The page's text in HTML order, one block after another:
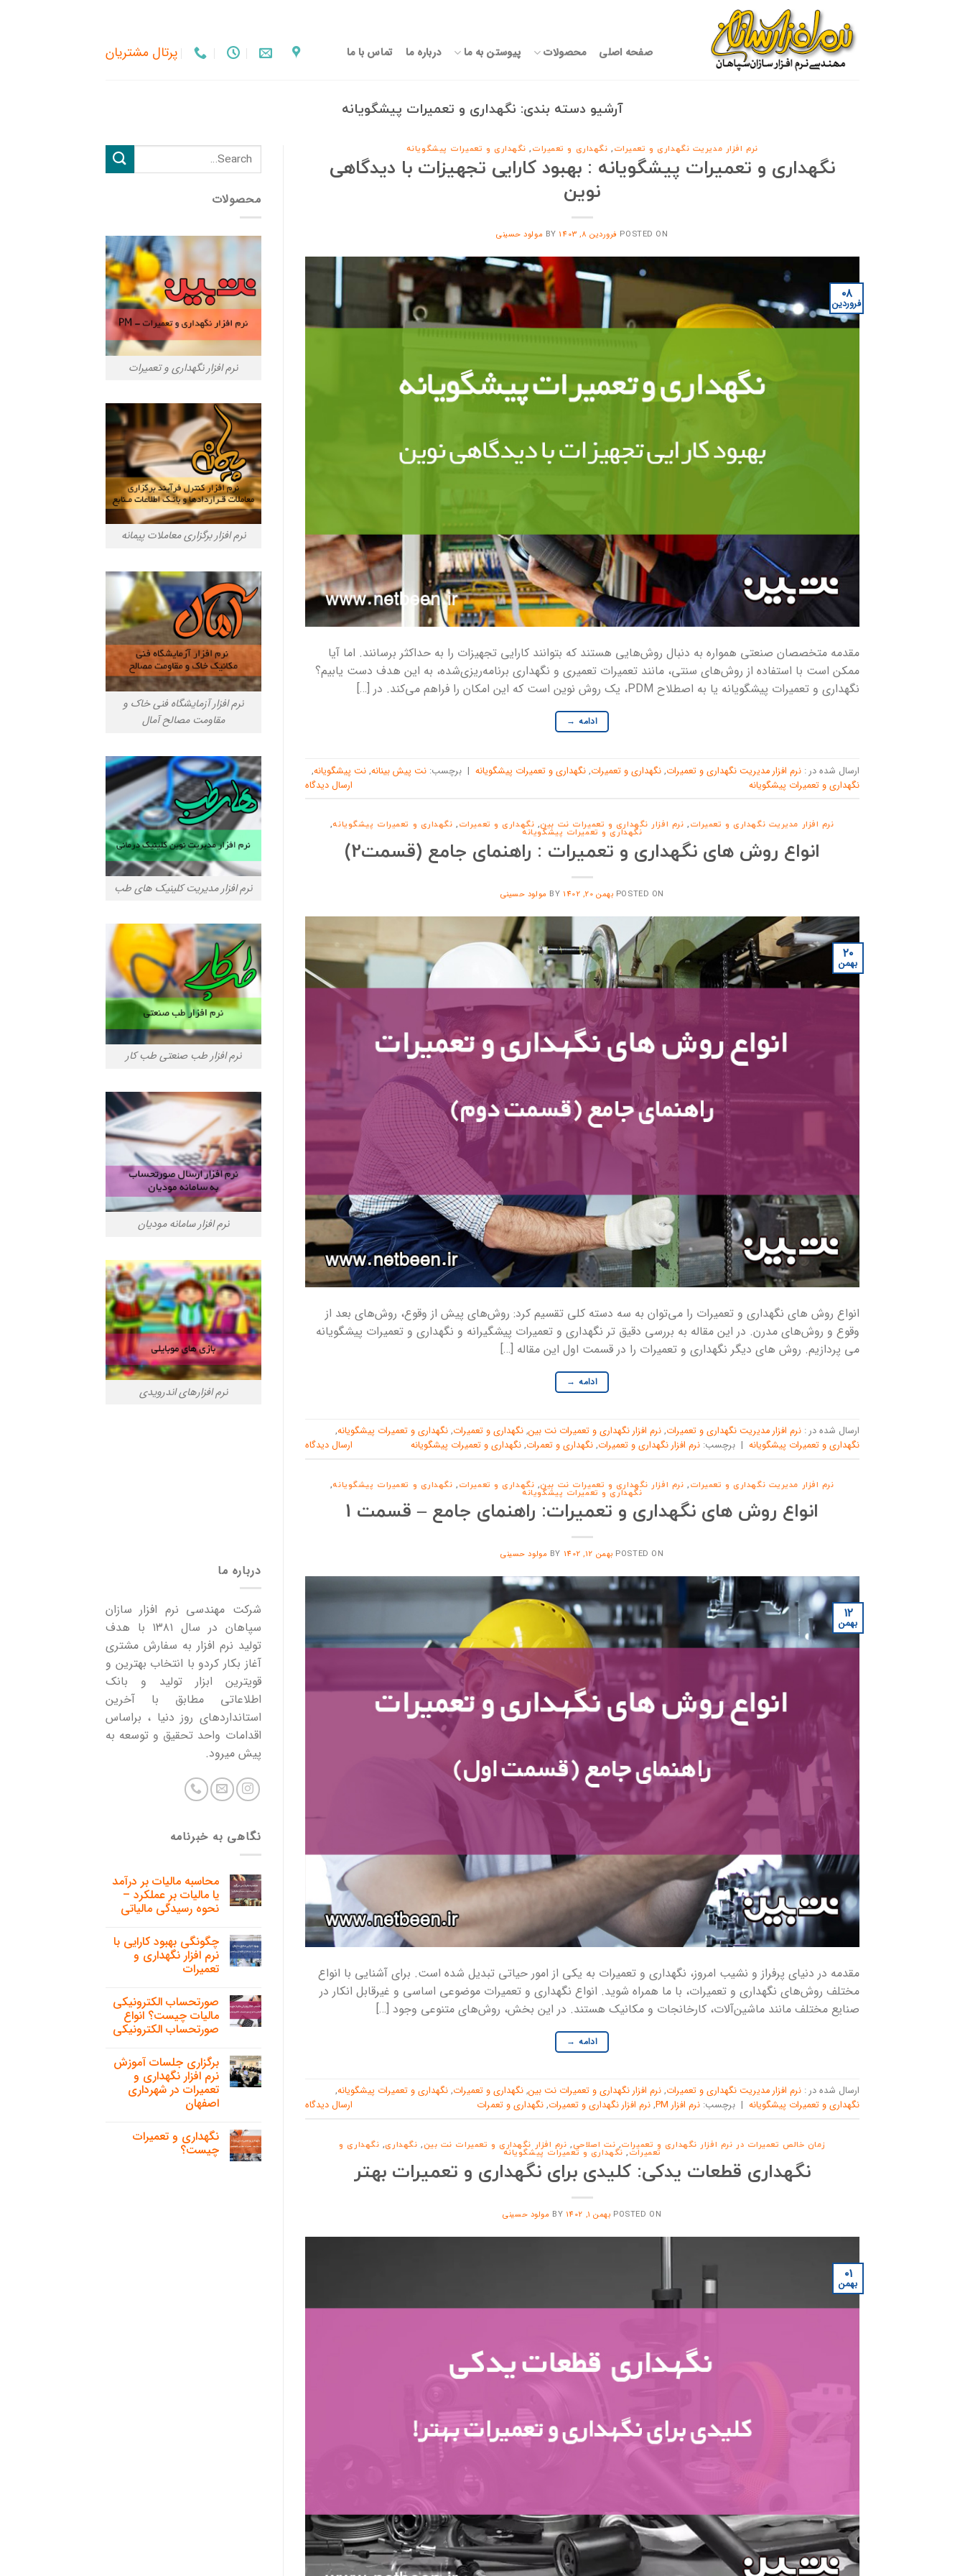
صفحه اصلی محصولات پیوستن به ما درباره ما تماس با ما پرتال مشتریان
آرشیو دسته بندی: نگهداری و تعمیرات پیشگویانه
نرم افزار مدیریت نگهداری و تعمیرات, نگهداری و تعمیرات, نگهداری و تعمیرات پیشگویانه
نگهداری و تعمیرات پیشگویانه : بهبود کارایی تجهیزات با دیدگاهی
نوین
POSTED ON فروردین 8, 1403 BY مولود حسینی
۰۸
فروردین
مقدمه متخصصان صنعتی همواره به دنبال روش‌هایی هستند که بتوانند کارایی تجهیزات را به حداکثر برسانند. اما آیا
ممکن است با استفاده از روش‌های سنتی، مانند تعمیرات تعمیری و نگهداری برنامه‌ریزی‌شده، به این هدف دست یابیم؟
نگهداری و تعمیرات پیشگویانه یا به اصطلاح PDM، یک روش نوین است که این امکان را فراهم می‌کند. در […]
ادامه →
ارسال شده در : نرم افزار مدیریت نگهداری و تعمیرات, نگهداری و تعمیرات, نگهداری و تعمیرات پیشگویانه | برچسب: نت پیش بینانه, نت پیشگویانه,
نگهداری و تعمیرات پیشگویانه
ارسال دیدگاه
نرم افزار مدیریت نگهداری و تعمیرات, نرم افزار نگهداری و تعمیرات نت بین, نگهداری و تعمیرات, نگهداری و تعمیرات پیشگویانه,
نگهداری و تعمیرات پیشگویانه
انواع روش های نگهداری و تعمیرات : راهنمای جامع (قسمت2)
POSTED ON بهمن 20, 1402 BY مولود حسینی
۲۰
بهمن
انواع روش های نگهداری و تعمیرات را می‌توان به سه دسته کلی تقسیم کرد: روش‌های پیش از وقوع، روش‌های بعد از
وقوع و روش‌های مدرن. در این مقاله به بررسی دقیق تر نگهداری و تعمیرات پیشگیرانه و نگهداری و تعمیرات پیشگویانه
می پردازیم. روش های دیگر نگهداری و تعمیرات را در قسمت اول این مقاله […]
ادامه →
ارسال شده در : نرم افزار مدیریت نگهداری و تعمیرات, نرم افزار نگهداری و تعمیرات نت بین, نگهداری و تعمیرات, نگهداری و تعمیرات پیشگویانه,
نگهداری و تعمیرات پیشگویانه | برچسب: نرم افزار نگهداری و تعمیرات, نگهداری و تعمرات, نگهداری و تعمیرات پیشگویانه ارسال دیدگاه
نرم افزار مدیریت نگهداری و تعمیرات, نرم افزار نگهداری و تعمیرات نت بین, نگهداری و تعمیرات, نگهداری و تعمیرات پیشگویانه,
نگهداری و تعمیرات پیشگویانه
انواع روش های نگهداری و تعمیرات: راهنمای جامع – قسمت 1
POSTED ON بهمن 12, 1402 BY مولود حسینی
۱۲
بهمن
مقدمه در دنیای پرفراز و نشیب امروز، نگهداری و تعمیرات به یکی از امور حیاتی تبدیل شده است. برای آشنایی با انواع
مختلف روش‌های نگهداری و تعمیرات، با ما همراه شوید. انواع نگهداری و تعمیرات موضوعی اساسی و غیرقابل انکار در
صنایع مختلف مانند ماشین‌آلات، کارخانجات و مکانیک هستند. در این بخش، روش‌های متنوعی وجود […]
ادامه →
ارسال شده در : نرم افزار مدیریت نگهداری و تعمیرات, نرم افزار نگهداری و تعمیرات نت بین, نگهداری و تعمیرات, نگهداری و تعمیرات پیشگویانه,
نگهداری و تعمیرات پیشگویانه | برچسب: نرم افزار PM , نرم افزار نگهداری و تعمیرات, نگهداری و تعمرات ارسال دیدگاه
زمان خالص تعمیرات در نرم افزار نگهداری و تعمیرات, نت اصلاحی, نرم افزار نگهداری و تعمیرات نت بین, نگهداری, نگهداری و
تعمیرات, نگهداری و تعمیرات پیشگویانه
نگهداری قطعات یدکی: کلیدی برای نگهداری و تعمیرات بهتر
POSTED ON بهمن 1, 1402 BY مولود حسینی
۰۱
بهمن
محصولات
نرم افزار نگهداری و تعمیرات
نرم افزار برگزاری معاملات پیمانه
نرم افزار آزمایشگاه فنی خاک و
مقاومت مصالح آمال
نرم افزار مدیریت کلینیک های طب
نرم افزار طب صنعتی طب کار
نرم افزار سامانه مودیان
نرم افزارهای اندرویدی
درباره ما
شرکت مهندسی نرم افزار سازان
سپاهان در سال ۱۳۸۱ با هدف
تولید نرم افزار به سفارش مشتری
آغاز بکار کردو با انتخاب بهترین و
قویترین ابزار تولید و بانک
اطلاعاتی مطابق با آخرین
استانداردهای روز دنیا ، براساس
اقدامات واحد تحقیق و توسعه به
پیش میرود.
نگاهی به خبرنامه
محاسبه مالیات بر درآمد
یا مالیات بر عملکرد –
نحوه رسیدگی مالیاتی
چگونگی بهبود کارایی با
نرم افزار نگهداری و
تعمیرات
صورتحساب الکترونیکی
مالیات چیست؟ انواع
صورتحساب الکترونیکی
برگزاری جلسات آموزش
نرم افزار نگهداری و
تعمیرات در شهرداری
اصفهان
نگهداری و تعمیرات
چیست؟